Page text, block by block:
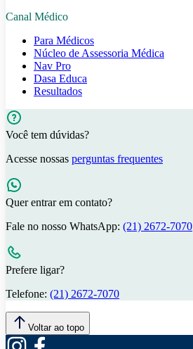
Canal Médico
Para Médicos
Núcleo de Assessoria Médica
Nav Pro
Dasa Educa
Resultados
Você tem dúvidas?
Acesse nossas perguntas frequentes
Quer entrar em contato?
Fale no nosso WhatsApp: (21) 2672-7070
Prefere ligar?
Telefone: (21) 2672-7070
Voltar ao topo